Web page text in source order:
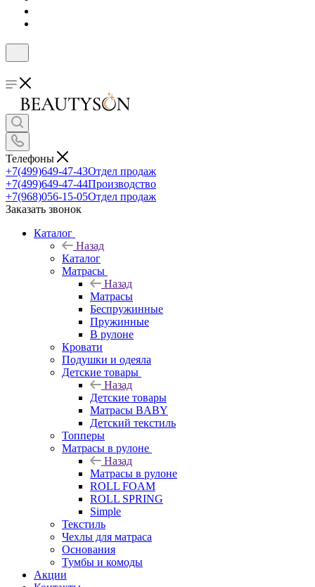
Телефоны
+7(499)649-47-43Отдел продаж
+7(499)649-47-44Производство
+7(968)056-15-05Отдел продаж
Заказать звонок
Каталог
Назад
Каталог
Матрасы
Назад
Матрасы
Беспружинные
Пружинные
В рулоне
Кровати
Подушки и одеяла
Детские товары
Назад
Детские товары
Матрасы BABY
Детский текстиль
Топперы
Матрасы в рулоне
Назад
Матрасы в рулоне
ROLL FOAM
ROLL SPRING
Simple
Текстиль
Чехлы для матраса
Основания
Тумбы и комоды
Акции